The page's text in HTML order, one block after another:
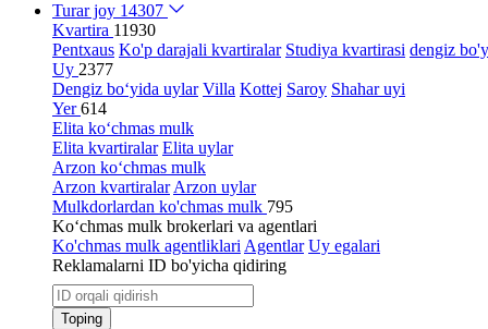
Turar joy 14307
Kvartira 11930
Pentxaus Ko'p darajali kvartiralar Studiya kvartirasi dengiz
Uy 2377
Dengiz bo‘yida uylar Villa Kottej Saroy Shahar uyi
Yer614
Elita ko‘chmas mulk
Elita kvartiralar Elita uylar
Arzon ko‘chmas mulk
Arzon kvartiralar Arzon uylar
Mulkdorlardan ko'chmas mulk 795
Ko‘chmas mulk brokerlari va agentlari
Ko'chmas mulk agentliklari Agentlar Uy egalari
Reklamalarni ID bo'yicha qidiring
Toping